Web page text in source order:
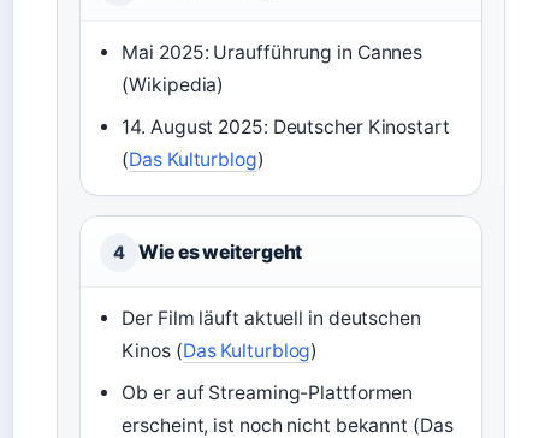
Mai 2025: Uraufführung in Cannes
(Wikipedia)
14. August 2025: Deutscher Kinostart
(Das Kulturblog)
4 Wie es weitergeht
Der Film läuft aktuell in deutschen
Kinos (Das Kulturblog)
Ob er auf Streaming-Plattformen
erscheint, ist noch nicht bekannt (Das